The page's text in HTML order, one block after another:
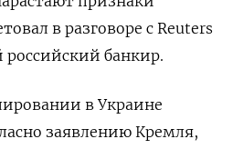
в разговоре с Reuters
банкир.
в Украине
заявлению Кремля,